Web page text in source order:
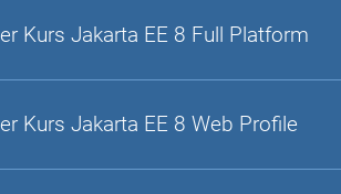
Kurs Jakarta EE 8 Full Platform
Kurs Jakarta EE 8 Web Profile